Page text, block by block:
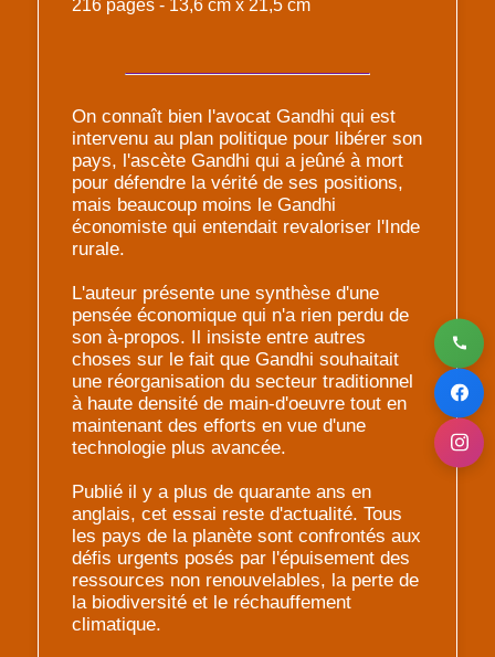
216 pages - 13,6 cm x 21,5 cm
On connaît bien l'avocat Gandhi qui est
intervenu au plan politique pour libérer son
pays, l'ascète Gandhi qui a jeûné à mort
pour défendre la vérité de ses positions,
mais beaucoup moins le Gandhi
économiste qui entendait revaloriser l'Inde
rurale.
L'auteur présente une synthèse d'une
pensée économique qui n'a rien perdu de
son à-propos. Il insiste entre autres
choses sur le fait que Gandhi souhaitait
une réorganisation du secteur traditionnel
à haute densité de main-d'oeuvre tout en
maintenant des efforts en vue d'une
technologie plus avancée.
Publié il y a plus de quarante ans en
anglais, cet essai reste d'actualité. Tous
les pays de la planète sont confrontés aux
défis urgents posés par l'épuisement des
ressources non renouvelables, la perte de
la biodiversité et le réchauffement
climatique.